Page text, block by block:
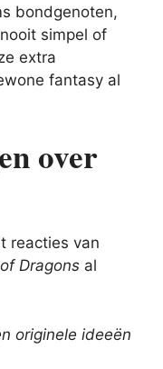
bondgenoten,
simpel of
extra
fantasy al
over
reacties van
Dragons al
originele ideeën